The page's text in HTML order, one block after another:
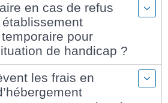
en cas de refus
établissement
pour
de handicap ?
les frais en